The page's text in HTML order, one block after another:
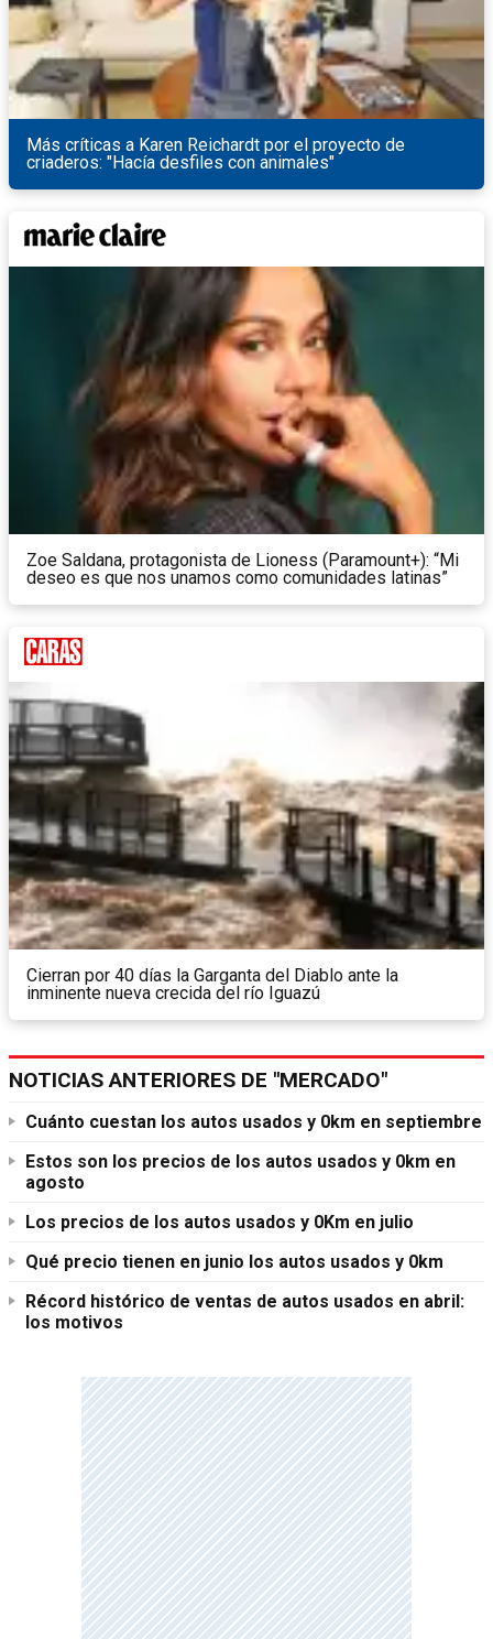
Más críticas a Karen Reichardt por el proyecto de
criaderos: "Hacía desfiles con animales"
Zoe Saldana, protagonista de Lioness (Paramount+): “Mi
deseo es que nos unamos como comunidades latinas”
Cierran por 40 días la Garganta del Diablo ante la
inminente nueva crecida del río Iguazú
NOTICIAS ANTERIORES DE "MERCADO"
Cuánto cuestan los autos usados y 0km en septiembre
Estos son los precios de los autos usados y 0km en
agosto
Los precios de los autos usados y 0Km en julio
Qué precio tienen en junio los autos usados y 0km
Récord histórico de ventas de autos usados en abril:
los motivos